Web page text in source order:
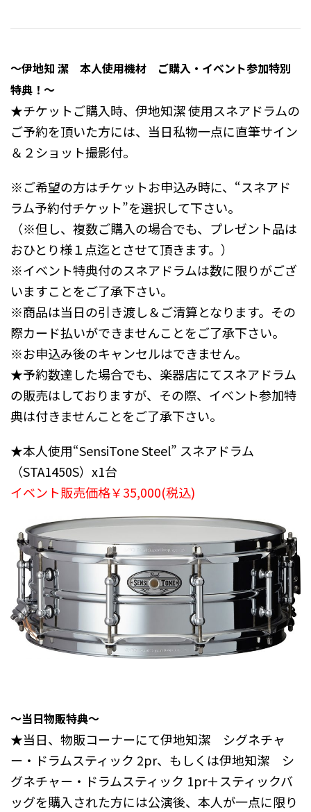
〜伊地知 潔 本人使用機材 ご購入・イベント参加特別
特典！〜
★チケットご購入時、伊地知潔 使用スネアドラムの
ご予約を頂いた方には、当日私物一点に直筆サイン
＆２ショット撮影付。
※ご希望の方はチケットお申込み時に、“スネアド
ラム予約付チケット”を選択して下さい。
（※但し、複数ご購入の場合でも、プレゼント品は
おひとり様１点迄とさせて頂きます。）
※イベント特典付のスネアドラムは数に限りがござ
いますことをご了承下さい。
※商品は当日の引き渡し＆ご清算となります。その
際カード払いができませんことをご了承下さい。
※お申込み後のキャンセルはできません。
★予約数達した場合でも、楽器店にてスネアドラム
の販売はしておりますが、その際、イベント参加特
典は付きませんことをご了承下さい。
★本人使用“SensiTone Steel” スネアドラム
（STA1450S）x1台
イベント販売価格￥35,000(税込)
〜当日物販特典〜
★当日、物販コーナーにて伊地知潔 シグネチャ
ー・ドラムスティック 2pr、もしくは伊地知潔 シ
グネチャー・ドラムスティック 1pr＋スティックバ
ッグを購入された方には公演後、本人が一点に限り